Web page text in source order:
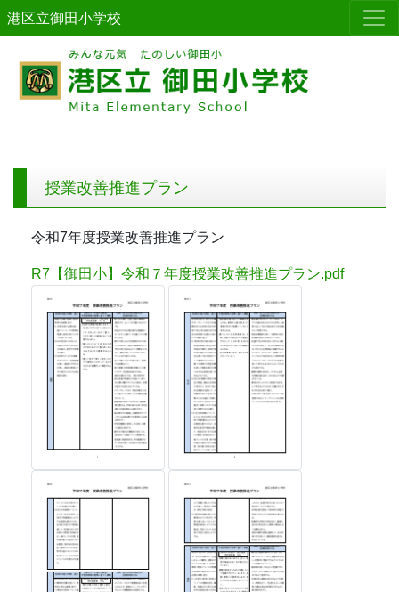
港区立御田小学校
授業改善推進プラン
令和7年度授業改善推進プラン
R7【御田小】令和７年度授業改善推進プラン.pdf